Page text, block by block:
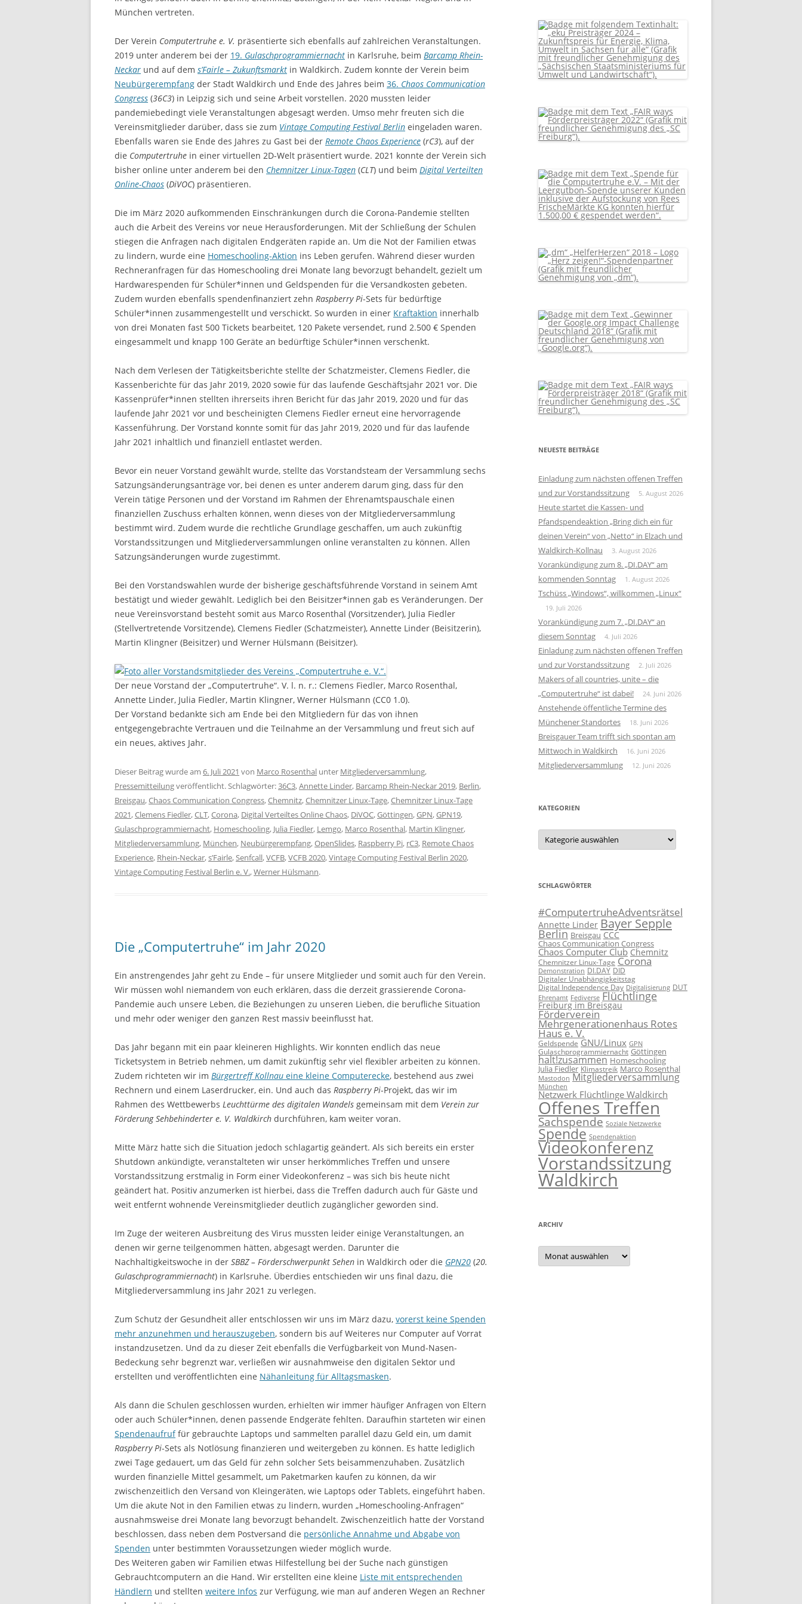
München vertreten.
Der Verein Computertruhe e. V. präsentierte sich ebenfalls auf zahlreichen Veranstaltungen.
2019 unter anderem bei der 19. Gulaschprogrammiernacht in Karlsruhe, beim Barcamp Rhein-
Neckar und auf dem s’Fairle – Zukunftsmarkt in Waldkirch. Zudem konnte der Verein beim
Neubürgerempfang der Stadt Waldkirch und Ende des Jahres beim 36. Chaos Communication
Congress (36C3) in Leipzig sich und seine Arbeit vorstellen. 2020 mussten leider
pandemiebedingt viele Veranstaltungen abgesagt werden. Umso mehr freuten sich die
Vereinsmitglieder darüber, dass sie zum Vintage Computing Festival Berlin eingeladen waren.
Ebenfalls waren sie Ende des Jahres zu Gast bei der Remote Chaos Experience (rC3), auf der
die Computertruhe in einer virtuellen 2D-Welt präsentiert wurde. 2021 konnte der Verein sich
bisher online unter anderem bei den Chemnitzer Linux-Tagen (CLT) und beim Digital Verteilten
Online-Chaos (DiVOC) präsentieren.
Die im März 2020 aufkommenden Einschränkungen durch die Corona-Pandemie stellten
auch die Arbeit des Vereins vor neue Herausforderungen. Mit der Schließung der Schulen
stiegen die Anfragen nach digitalen Endgeräten rapide an. Um die Not der Familien etwas
zu lindern, wurde eine Homeschooling-Aktion ins Leben gerufen. Während dieser wurden
Rechneranfragen für das Homeschooling drei Monate lang bevorzugt behandelt, gezielt um
Hardwarespenden für Schüler*innen und Geldspenden für die Versandkosten gebeten.
Zudem wurden ebenfalls spendenfinanziert zehn Raspberry Pi-Sets für bedürftige
Schüler*innen zusammengestellt und verschickt. So wurden in einer Kraftaktion innerhalb
von drei Monaten fast 500 Tickets bearbeitet, 120 Pakete versendet, rund 2.500 € Spenden
eingesammelt und knapp 100 Geräte an bedürftige Schüler*innen verschenkt.
Nach dem Verlesen der Tätigkeitsberichte stellte der Schatzmeister, Clemens Fiedler, die
Kassenberichte für das Jahr 2019, 2020 sowie für das laufende Geschäftsjahr 2021 vor. Die
Kassenprüfer*innen stellten ihrerseits ihren Bericht für das Jahr 2019, 2020 und für das
laufende Jahr 2021 vor und bescheinigten Clemens Fiedler erneut eine hervorragende
Kassenführung. Der Vorstand konnte somit für das Jahr 2019, 2020 und für das laufende
Jahr 2021 inhaltlich und finanziell entlastet werden.
Bevor ein neuer Vorstand gewählt wurde, stellte das Vorstandsteam der Versammlung sechs
Satzungsänderungsanträge vor, bei denen es unter anderem darum ging, dass für den
Verein tätige Personen und der Vorstand im Rahmen der Ehrenamtspauschale einen
finanziellen Zuschuss erhalten können, wenn dieses von der Mitgliederversammlung
bestimmt wird. Zudem wurde die rechtliche Grundlage geschaffen, um auch zukünftig
Vorstandssitzungen und Mitgliederversammlungen online veranstalten zu können. Allen
Satzungsänderungen wurde zugestimmt.
Bei den Vorstandswahlen wurde der bisherige geschäftsführende Vorstand in seinem Amt
bestätigt und wieder gewählt. Lediglich bei den Beisitzer*innen gab es Veränderungen. Der
neue Vereinsvorstand besteht somit aus Marco Rosenthal (Vorsitzender), Julia Fiedler
(Stellvertretende Vorsitzende), Clemens Fiedler (Schatzmeister), Annette Linder (Beisitzerin),
Martin Klingner (Beisitzer) und Werner Hülsmann (Beisitzer).
Der neue Vorstand der „Computertruhe“. V. l. n. r.: Clemens Fiedler, Marco Rosenthal,
Annette Linder, Julia Fiedler, Martin Klingner, Werner Hülsmann (CC0 1.0).
Der Vorstand bedankte sich am Ende bei den Mitgliedern für das von ihnen
entgegengebrachte Vertrauen und die Teilnahme an der Versammlung und freut sich auf
ein neues, aktives Jahr.
Dieser Beitrag wurde am 6. Juli 2021 von Marco Rosenthal unter Mitgliederversammlung,
Pressemitteilungveröffentlicht. Schlagwörter:36C3,Annette Linder, Barcamp Rhein-Neckar 2019, Berlin,
Breisgau,Chaos Communication Congress,Chemnitz,Chemnitzer Linux-Tage,Chemnitzer Linux-Tage
2021,Clemens Fiedler,CLT,Corona, Digital Verteiltes Online Chaos, DiVOC,Göttingen,GPN,GPN19,
Gulaschprogrammiernacht, Homeschooling, Julia Fiedler, Lemgo, Marco Rosenthal, Martin Klingner,
Mitgliederversammlung, München, Neubürgerempfang,OpenSlides, Raspberry Pi, rC3, Remote Chaos
Experience, Rhein-Neckar,s’Fairle,Senfcall,VCFB,VCFB 2020,Vintage Computing Festival Berlin 2020,
Vintage Computing Festival Berlin e. V.,Werner Hülsmann.
Die „Computertruhe“ im Jahr 2020
Ein anstrengendes Jahr geht zu Ende – für unsere Mitglieder und somit auch für den Verein.
Wir müssen wohl niemandem von euch erklären, dass die derzeit grassierende Corona-
Pandemie auch unsere Leben, die Beziehungen zu unseren Lieben, die berufliche Situation
und mehr oder weniger den ganzen Rest massiv beeinflusst hat.
Das Jahr begann mit ein paar kleineren Highlights. Wir konnten endlich das neue
Ticketsystem in Betrieb nehmen, um damit zukünftig sehr viel flexibler arbeiten zu können.
Zudem richteten wir im Bürgertreff Kollnau eine kleine Computerecke, bestehend aus zwei
Rechnern und einem Laserdrucker, ein. Und auch das Raspberry Pi-Projekt, das wir im
Rahmen des Wettbewerbs Leuchttürme des digitalen Wandels gemeinsam mit dem Verein zur
Förderung Sehbehinderter e. V. Waldkirch durchführen, kam weiter voran.
Mitte März hatte sich die Situation jedoch schlagartig geändert. Als sich bereits ein erster
Shutdown ankündigte, veranstalteten wir unser herkömmliches Treffen und unsere
Vorstandssitzung erstmalig in Form einer Videokonferenz – was sich bis heute nicht
geändert hat. Positiv anzumerken ist hierbei, dass die Treffen dadurch auch für Gäste und
weit entfernt wohnende Vereinsmitglieder deutlich zugänglicher geworden sind.
Im Zuge der weiteren Ausbreitung des Virus mussten leider einige Veranstaltungen, an
denen wir gerne teilgenommen hätten, abgesagt werden. Darunter die
Nachhaltigkeitswoche in der SBBZ – Förderschwerpunkt Sehen in Waldkirch oder die GPN20 (20.
Gulaschprogrammiernacht) in Karlsruhe. Überdies entschieden wir uns final dazu, die
Mitgliederversammlung ins Jahr 2021 zu verlegen.
Zum Schutz der Gesundheit aller entschlossen wir uns im März dazu, vorerst keine Spenden
mehr anzunehmen und herauszugeben, sondern bis auf Weiteres nur Computer auf Vorrat
instandzusetzen. Und da zu dieser Zeit ebenfalls die Verfügbarkeit von Mund-Nasen-
Bedeckung sehr begrenzt war, verließen wir ausnahmweise den digitalen Sektor und
erstellten und veröffentlichten eine Nähanleitung für Alltagsmasken.
Als dann die Schulen geschlossen wurden, erhielten wir immer häufiger Anfragen von Eltern
oder auch Schüler*innen, denen passende Endgeräte fehlten. Daraufhin starteten wir einen
Spendenaufruffür gebrauchte Laptops und sammelten parallel dazu Geld ein, um damit
Raspberry Pi-Sets als Notlösung finanzieren und weitergeben zu können. Es hatte lediglich
zwei Tage gedauert, um das Geld für zehn solcher Sets beisammenzuhaben. Zusätzlich
wurden finanzielle Mittel gesammelt, um Paketmarken kaufen zu können, da wir
zwischenzeitlich den Versand von Kleingeräten, wie Laptops oder Tablets, eingeführt haben.
Um die akute Not in den Familien etwas zu lindern, wurden „Homeschooling-Anfragen“
ausnahmsweise drei Monate lang bevorzugt behandelt. Zwischenzeitlich hatte der Vorstand
beschlossen, dass neben dem Postversand die persönliche Annahme und Abgabe von
Spenden unter bestimmten Voraussetzungen wieder möglich wurde.
Des Weiteren gaben wir Familien etwas Hilfestellung bei der Suche nach günstigen
Gebrauchtcomputern an die Hand. Wir erstellten eine kleine Liste mit entsprechenden
Händlern und stellten weitere Infos zur Verfügung, wie man auf anderen Wegen an Rechner
NEUESTE BEITRÄGE
Einladung zum nächsten offenen Treffen
und zur Vorstandssitzung
5. August 2026
Heute startet die Kassen- und
Pfandspendeaktion „Bring dich ein für
deinen Verein“ von „Netto“ in Elzach und
Waldkirch-Kollnau
3. August 2026
Vorankündigung zum 8. „DI.DAY“ am
kommenden Sonntag
1. August 2026
Tschüss „Windows“, willkommen „Linux“
19. Juli 2026
Vorankündigung zum 7. „DI.DAY“ an
diesem Sonntag
4. Juli 2026
Einladung zum nächsten offenen Treffen
und zur Vorstandssitzung
2. Juli 2026
Makers of all countries, unite – die
„Computertruhe“ ist dabei!
24. Juni 2026
Anstehende öffentliche Termine des
Münchener Standortes
18. Juni 2026
Breisgauer Team trifft sich spontan am
Mittwoch in Waldkirch
16. Juni 2026
Mitgliederversammlung 12. Juni 2026
KATEGORIEN
Kategorien
SCHLAGWÖRTER
#ComputertruheAdventsrätsel
Annette Linder Bayer Sepple
Berlin Breisgau CCC
Chaos Communication Congress
Chaos Computer Club Chemnitz
Chemnitzer Linux-Tage Corona
Demonstration DI.DAY DID
Digitaler Unabhängigkeitstag
Digital Independence Day Digitalisierung DUT
Ehrenamt Fediverse Flüchtlinge
Freiburg im Breisgau
Förderverein
Mehrgenerationenhaus Rotes
Haus e. V.
Geldspende GNU/Linux GPN
Gulaschprogrammiernacht Göttingen
halt!zusammen Homeschooling
Julia Fiedler Klimastreik Marco Rosenthal
Mastodon Mitgliederversammlung
München
Netzwerk Flüchtlinge Waldkirch
Offenes Treffen
Sachspende Soziale Netzwerke
Spende Spendenaktion
Videokonferenz
Vorstandssitzung
Waldkirch
ARCHIV
Archiv